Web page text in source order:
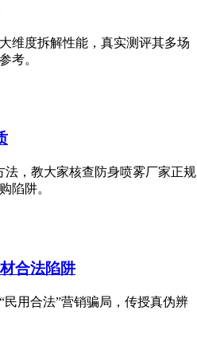
维度拆解性能，真实测评其多场
考。
，教大家核查防身喷雾厂家正规
陷阱。
合法陷阱
用合法”营销骗局，传授真伪辨